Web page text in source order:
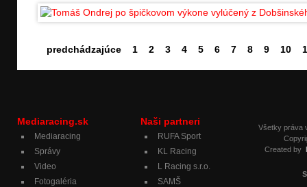
predchádzajúce 1 2 3 4 5 6 7 8 9 10
Mediaracing.sk
Mediaracing
Správy
Video
Fotogaléria
Všetky práva
Created by
Naši partneri
RUFA Sport
KL Racing
L Racing s.r.o.
SAMŠ